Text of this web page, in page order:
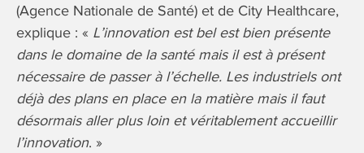
(Agence Nationale de Santé) et de City Healthcare,
explique : « L’innovation est bel est bien présente
dans le domaine de la santé mais il est à présent
nécessaire de passer à l’échelle. Les industriels ont
déjà des plans en place en la matière mais il faut
désormais aller plus loin et véritablement accueillir
l’innovation. »